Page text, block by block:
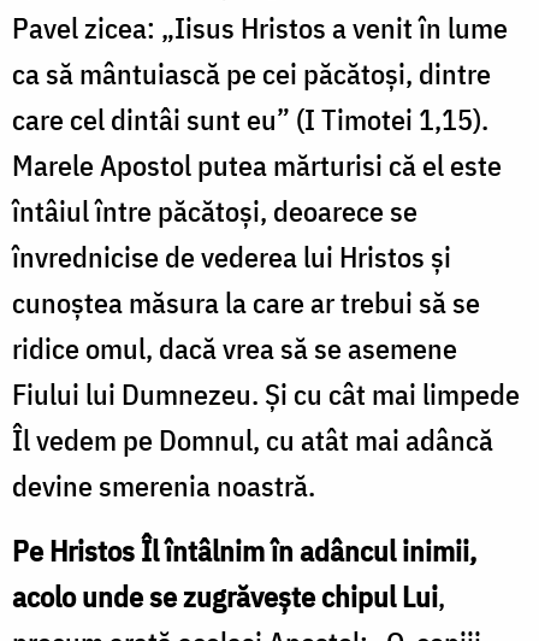
Pavel zicea: „Iisus Hristos a venit în lume
ca să mântuiască pe cei păcătoşi, dintre
care cel dintâi sunt eu” (I Timotei 1,15).
Marele Apostol putea mărturisi că el este
întâiul între păcătoşi, deoarece se
învrednicise de vederea lui Hristos şi
cunoştea măsura la care ar trebui să se
ridice omul, dacă vrea să se asemene
Fiului lui Dumnezeu. Şi cu cât mai limpede
Îl vedem pe Domnul, cu atât mai adâncă
devine smerenia noastră.
Pe Hristos Îl întâlnim în adâncul inimii,
acolo unde se zugrăveşte chipul Lui,